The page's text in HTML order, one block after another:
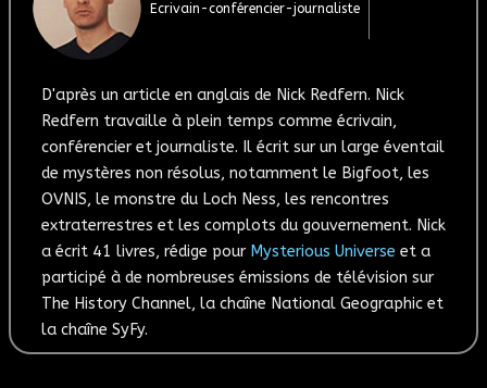
Ecrivain-conférencier-journaliste
D'après un article en anglais de Nick Redfern. Nick
Redfern travaille à plein temps comme écrivain,
conférencier et journaliste. Il écrit sur un large éventail
de mystères non résolus, notamment le Bigfoot, les
OVNIS, le monstre du Loch Ness, les rencontres
extraterrestres et les complots du gouvernement. Nick
a écrit 41 livres, rédige pour Mysterious Universe et a
participé à de nombreuses émissions de télévision sur
The History Channel, la chaîne National Geographic et
la chaîne SyFy.